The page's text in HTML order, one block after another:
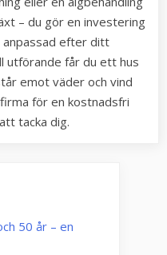
– du gör en investering
efter ditt
utförande får du ett hus
emot väder och vind
för en kostnadsfri
tacka dig.
50 år – en